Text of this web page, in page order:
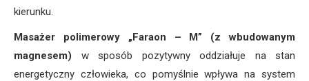
kierunku.
Masażer polimerowy „Faraon – M”
(z wbudowanym
magnesem) w sposób pozytywny oddziałuje na stan
energetyczny człowieka, co pomyślnie wpływa na system